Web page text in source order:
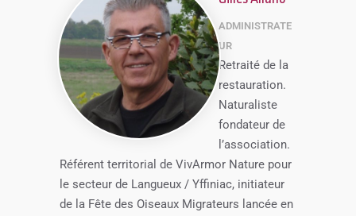
ADMINISTRATE
UR
Retraité de la
restauration.
Naturaliste
fondateur de
l’association.
Référent territorial de VivArmor Nature pour
le secteur de Langueux / Yffiniac, initiateur
de la Fête des Oiseaux Migrateurs lancée en